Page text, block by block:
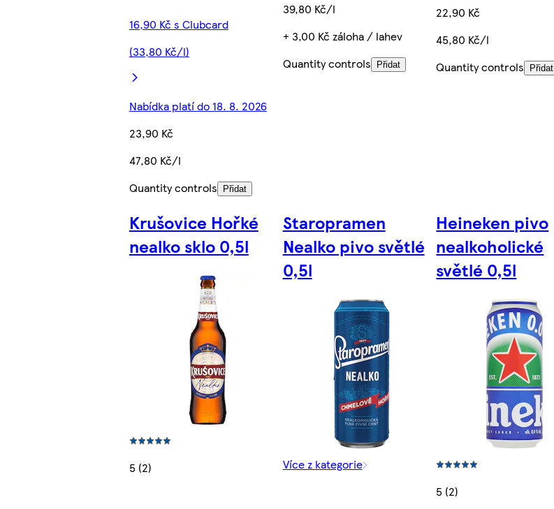
16,90 Kč s Clubcard
(33,80 Kč/l)
Nabídka platí do 18. 8. 2026
23,90 Kč
47,80 Kč/l
Quantity controls
Přidat
39,80 Kč/l
+ 3,00 Kč záloha / lahev
Quantity controls
Přidat
22,90 Kč
45,80 Kč/l
Quantity controls
Přidat
Krušovice Hořké
nealko sklo 0,5l
5 (2)
Staropramen
Nealko pivo světlé
0,5l
Více z kategorie
Heineken pivo
nealkoholické
světlé 0,5l
5 (2)